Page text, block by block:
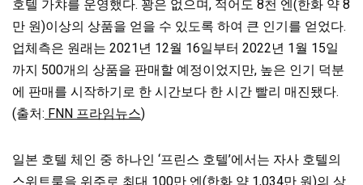
호텔 가챠를 운영했다. 꽝은 없으며, 적어도 8천 엔(한화 약 8
만 원)이상의 상품을 얻을 수 있도록 하여 큰 인기를 얻었다.
업체측은 원래는 2021년 12월 16일부터 2022년 1월 15일
까지 500개의 상품을 판매할 예정이었지만, 높은 인기 덕분
에 판매를 시작하기로 한 시간보다 한 시간 빨리 매진됐다.
(출처: FNN 프라임뉴스)
일본 호텔 체인 중 하나인 ‘프린스 호텔’에서는 자사 호텔의
스위트룸을 위주로 최대 100만 엔(한화 약 1,034만 원)의 상